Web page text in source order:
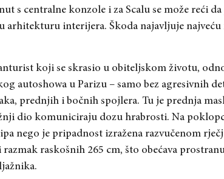
s centralne konzole i za Scalu se može reći
arhitekturu interijera. Škoda najavljuje
koji se skrasio u obiteljskom životu,
autoshowa u Parizu – samo bez agresivnih
prednjih i bočnih spojlera. Tu je prednja
dio komuniciraju dozu hrabrosti. Na
nego je pripadnost izražena razvučenom
razmak raskošnih 265 cm, što obećava